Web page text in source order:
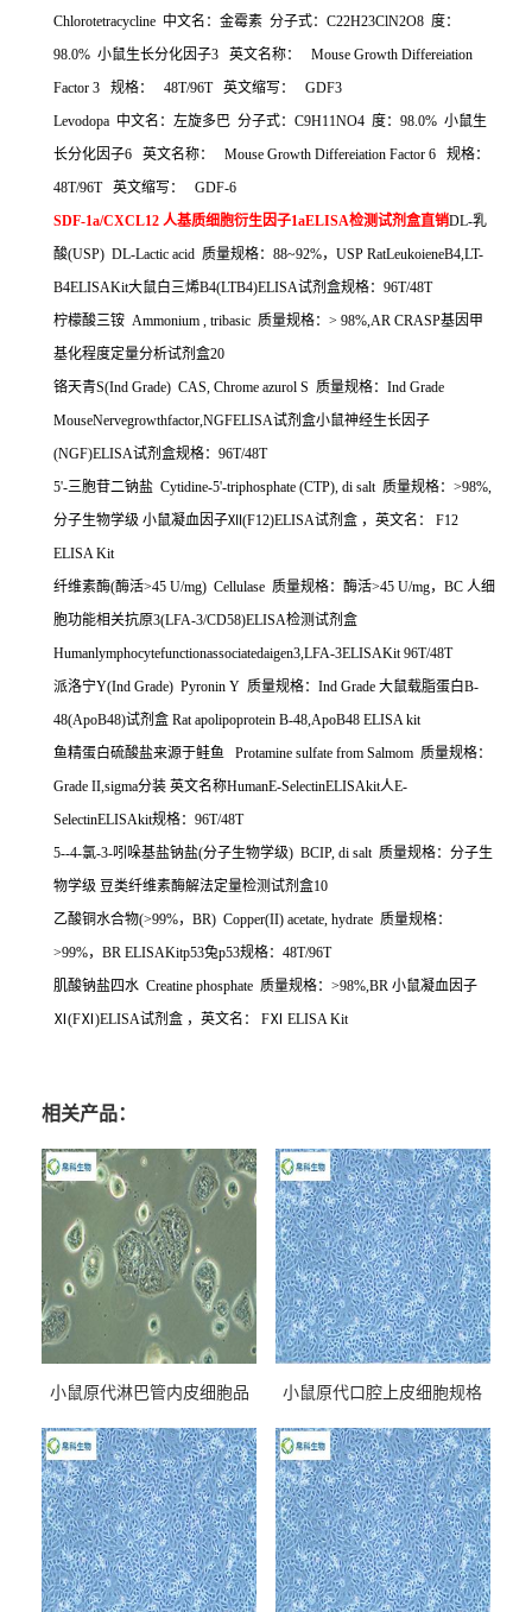
Chlorotetracycline 中文名：金霉素 分子式： C22H23ClN2O8 度：
98.0% 小鼠生长分化因子3 英文名称：
Mouse Growth Differeiation
Factor 3 规格： 48T/96T 英文缩写：
GDF3
Levodopa 中文名：左旋多巴 分子式： C9H11NO4 度： 98.0% 小鼠生
长分化因子6 英文名称： Mouse Growth Differeiation Factor 6 规格：
48T/96T 英文缩写：
GDF-6
SDF-1a/CXCL12 人基质细胞衍生因子1aELISA检测试剂盒直销DL-乳
酸(USP) DL-Lactic acid 质量规格： 88~92%， USP RatLeukoieneB4,LT-
B4ELISAKit大鼠白三烯B4(LTB4)ELISA试剂盒规格： 96T/48T
柠檬酸三铵 Ammonium , tribasic 质量规格： > 98%,AR CRASP基因甲
基化程度定量分析试剂盒20
铬天青S(Ind Grade) CAS, Chrome azurol S 质量规格： Ind Grade
MouseNervegrowthfactor,NGFELISA试剂盒小鼠神经生长因子
(NGF)ELISA试剂盒规格： 96T/48T
5'-三胞苷二钠盐 Cytidine-5'-triphosphate (CTP), di salt 质量规格： >98%,
分子生物学级 小鼠凝血因子Ⅻ (F12)ELISA试剂盒 ，英文名：
F12
ELISA Kit
纤维素酶(酶活>45 U/mg) Cellulase 质量规格：酶活>45 U/mg， BC 人细
胞功能相关抗原3(LFA-3/CD58)ELISA检测试剂盒
Humanlymphocytefunctionassociatedaigen3,LFA-3ELISAKit 96T/48T
派洛宁Y(Ind Grade) Pyronin Y 质量规格： Ind Grade 大鼠载脂蛋白B-
48(ApoB48)试剂盒 Rat apolipoprotein B-48,ApoB48 ELISA kit
鱼精蛋白硫酸盐来源于鲑鱼 Protamine sulfate from Salmom 质量规格：
Grade II,sigma分装 英文名称HumanE-SelectinELISAkit人E-
SelectinELISAkit规格： 96T/48T
5--4-氯-3-吲哚基盐钠盐(分子生物学级) BCIP, di salt 质量规格：分子生
物学级 豆类纤维素酶解法定量检测试剂盒10
乙酸铜水合物(>99%， BR) Copper(II) acetate, hydrate 质量规格：
>99%， BR ELISAKitp53兔p53规格： 48T/96T
肌酸钠盐四水 Creatine phosphate 质量规格： >98%,BR 小鼠凝血因子
Ⅺ (FⅪ )ELISA试剂盒 ，英文名： FⅪ ELISA Kit
相关产品：
小鼠原代淋巴管内皮细胞品
小鼠原代口腔上皮细胞规格